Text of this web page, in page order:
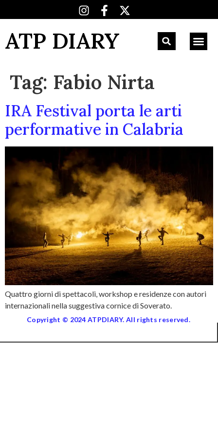
ATP DIARY
Tag: Fabio Nirta
IRA Festival porta le arti
performative in Calabria
Quattro giorni di spettacoli, workshop e residenze con autori
internazionali nella suggestiva cornice di Soverato.
Copyright © 2024 ATPDIARY. All rights reserved.